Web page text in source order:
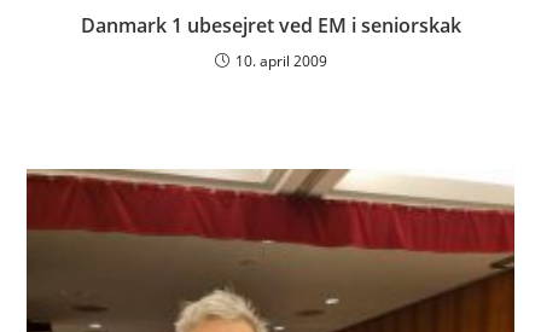
Danmark 1 ubesejret ved EM i seniorskak
10. april 2009